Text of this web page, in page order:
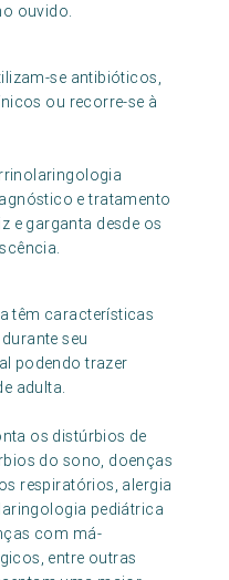
ouvido.
se antibióticos,
ou recorre-se à
e tratamento
e garganta desde os
têm características
seu
podendo trazer
adulta.
os distúrbios de
do sono, doenças
respiratórios, alergia
pediátrica
com má-
entre outras